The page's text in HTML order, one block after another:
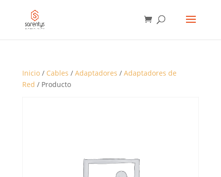
PRODUCTOS
Inicio/ Cables / Adaptadores / Adaptadores de
Red / Producto